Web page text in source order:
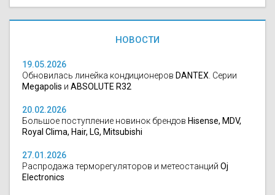
НОВОСТИ
19.05.2026
Обновилась линейка кондиционеров DANTEX. Серии
Megapolis и ABSOLUTE R32
20.02.2026
Большое поступление новинок брендов Hisense, MDV,
Royal Clima, Hair, LG, Mitsubishi
27.01.2026
Распродажа терморегуляторов и метеостанций Oj
Electronics